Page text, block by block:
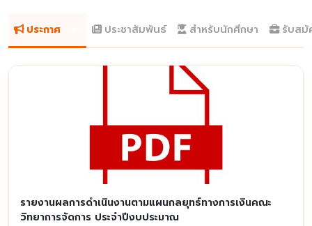
ประกาศ ประชาสัมพันธ์ สำหรับนักศึกษา รับสมั
รายงานผลการดำเนินงานตามแผนกลยุทธ์ทางการเงินคณะ
วิทยาการจัดการ ประจำปีงบประมาณ